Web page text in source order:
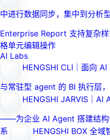
中进行数据同步，集中到分析
Enterprise Report 支持复杂
格单元编辑操作
AI Labs
HENGSHI CLI｜面向
与常驻型 agent 的 BI 执行层
HENGSHI JARVIS｜AI
——为企业 AI Agent 搭建结构
系
HENGSHI BOX 全域